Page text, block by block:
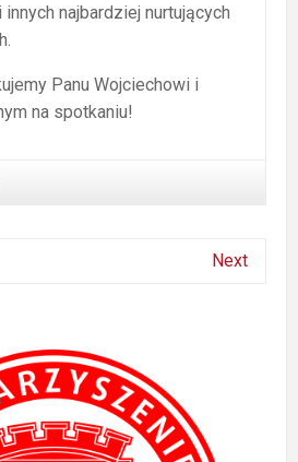
najbardziej nurtujących
Panu Wojciechowi i
na spotkaniu!
Next